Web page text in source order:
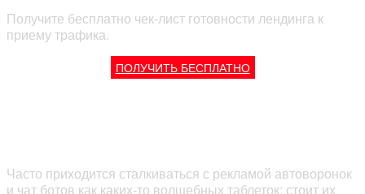
Получите бесплатно чек-лист готовности лендинга к
приему трафика.
ПОЛУЧИТЬ БЕСПЛАТНО
Часто приходится сталкиваться с рекламой автоворонок
и чат ботов как каких-то волшебных таблеток: стоит их